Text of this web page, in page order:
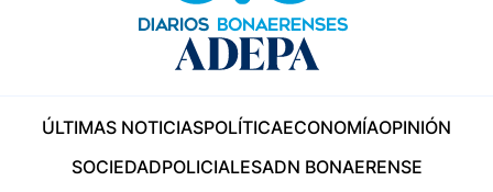
ÚLTIMAS NOTICIASPOLÍTICAECONOMÍAOPINIÓN
SOCIEDADPOLICIALESADN BONAERENSE